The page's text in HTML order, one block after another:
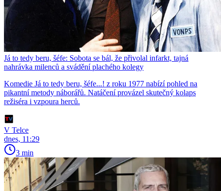
Já to tedy beru, šéfe: Sobota se bál, že přivolal infarkt, tajná
nahrávka milenců a svádění plachého kolegy
Komedie Já to tedy beru, šéfe...! z roku 1977 nabízí pohled na
pikantní metody náborářů. Natáčení provázel skutečný kolaps
režiséra i vzpoura herců.
V Telce
dnes, 11:29
3 min